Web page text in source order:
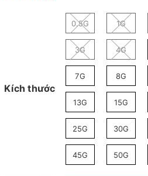
Kích thước
0.5G 1G
3G 4G
7G 8G
13G 15G
25G 30G
45G 50G